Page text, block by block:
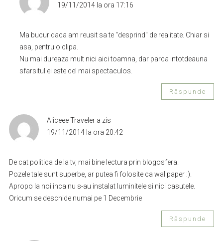
19/11/2014 la ora 17:16
Ma bucur daca am reusit sa te "desprind" de realitate. Chiar si
asa, pentru o clipa.
Nu mai dureaza mult nici aici toamna, dar parca intotdeauna
sfarsitul ei este cel mai spectaculos.
Răspunde
Aliceee Traveler a zis
19/11/2014 la ora 20:42
De cat politica de la tv, mai bine lectura prin blogosfera.
Pozele tale sunt superbe, ar putea fi folosite ca wallpaper :).
Apropo la noi inca nu s-au instalat luminitele si nici casutele.
Oricum se deschide numai pe 1 Decembrie
Răspunde